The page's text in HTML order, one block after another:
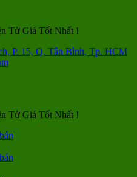
Tử Giá Tốt Nhất !
P. 15, Q. Tân Bình, Tp. HCM
Tử Giá Tốt Nhất !